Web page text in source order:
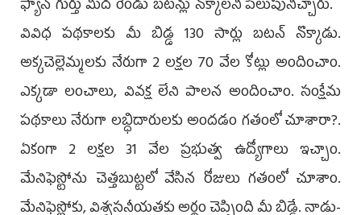
ఫ్యాన్‌ గుర్తు మీద రెండు బటన్లు నొక్కాలని పిలుపునిచ్చారు.
వివిధ పథకాలకు మీ బిడ్డ 130 సార్లు బటన్‌ నొక్కాడు.
అక్కచెల్లెమ్మలకు నేరుగా 2 లక్షల 70 వేల కోట్లు అందించాం.
ఎక్కడా లంచాలు, వివక్ష లేని పాలన అందించాం. సంక్షేమ
పథకాలు నేరుగా లబ్ధిదారులకు అందడం గతంలో చూశారా?.
ఏకంగా 2 లక్షల 31 వేల ప్రభుత్వ ఉద్యోగాలు ఇచ్చాం.
మేనిఫెస్టోను చెత్తబుట్టలో వేసిన రోజులు గతంలో చూశాం.
మేనిఫెస్టోకు, విశ్వసనీయతకు అర్థం చెప్పింది మీ బిడ్డే. నాడు-